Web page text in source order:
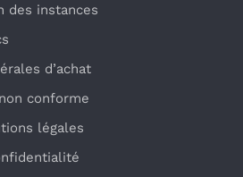
des instances
d’achat
conforme
légales